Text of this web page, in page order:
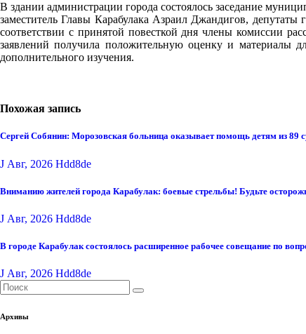
В здании администрации города состоялось заседание
заместитель Главы Карабулака Азраил Джандигов,
соответствии с принятой повесткой дня члены комиссии
заявлений получила положительную оценку и материалы
дополнительного изучения.
Похожая запись
Сергей Собянин: Морозовская больница оказывает помощь детям из 89
J Авг, 2026 Hdd8de
Вниманию жителей города Карабулак: боевые стрельбы! Будьте
J Авг, 2026 Hdd8de
В городе Карабулак состоялось расширенное рабочее совещание по
J Авг, 2026 Hdd8de
Архивы